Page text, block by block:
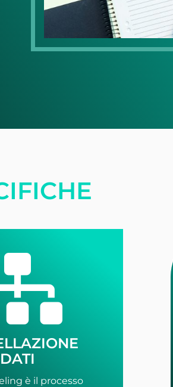
DATI
è il processo